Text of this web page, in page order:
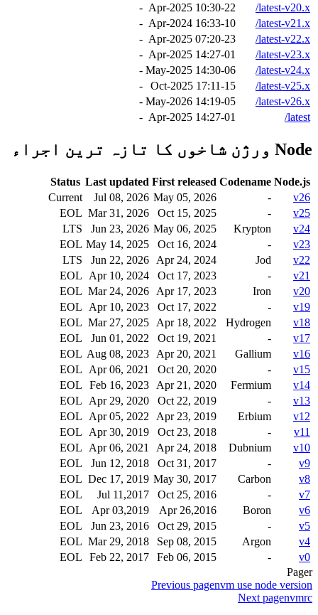
latest-v20.x/
22-Apr-2025 10:30
-
latest-v21.x/
10-Apr-2024 16:33
-
latest-v22.x/
23-Apr-2025 07:20
-
latest-v23.x/
01-Apr-2025 14:27
-
latest-v24.x/
06-May-2025 14:30
-
latest-v25.x/
15-Oct-2025 17:11
-
latest-v26.x/
05-May-2026 14:19
-
latest/
01-Apr-2025 14:27
-
Node ورژن شاخوں کا تازہ ترین اجراء
Node.js
Codename
First released
Last updated
Status
v26
-
May 05, 2026
Jul 08, 2026
Current
v25
-
Oct 15, 2025
Mar 31, 2026
EOL
v24
Krypton
May 06, 2025
Jun 23, 2026
LTS
v23
-
Oct 16, 2024
May 14, 2025
EOL
v22
Jod
Apr 24, 2024
Jun 22, 2026
LTS
v21
-
Oct 17, 2023
Apr 10, 2024
EOL
v20
Iron
Apr 17, 2023
Mar 24, 2026
EOL
v19
-
Oct 17, 2022
Apr 10, 2023
EOL
v18
Hydrogen
Apr 18, 2022
Mar 27, 2025
EOL
v17
-
Oct 19, 2021
Jun 01, 2022
EOL
v16
Gallium
Apr 20, 2021
Aug 08, 2023
EOL
v15
-
Oct 20, 2020
Apr 06, 2021
EOL
v14
Fermium
Apr 21, 2020
Feb 16, 2023
EOL
v13
-
Oct 22, 2019
Apr 29, 2020
EOL
v12
Erbium
Apr 23, 2019
Apr 05, 2022
EOL
v11
-
Oct 23, 2018
Apr 30, 2019
EOL
v10
Dubnium
Apr 24, 2018
Apr 06, 2021
EOL
v9
-
Oct 31, 2017
Jun 12, 2018
EOL
v8
Carbon
May 30, 2017
Dec 17, 2019
EOL
v7
-
Oct 25, 2016
Jul 11,2017
EOL
v6
Boron
Apr 26,2016
Apr 03,2019
EOL
v5
-
Oct 29, 2015
Jun 23, 2016
EOL
v4
Argon
Sep 08, 2015
Mar 29, 2018
EOL
v0
-
Feb 06, 2015
Feb 22, 2017
EOL
Pager
Previous pagenvm use node version
Next pagenvmrc